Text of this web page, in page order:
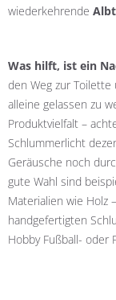
wiederkehrende
Was hilft, ist ein
den Weg zur
alleine gelassen zu
Produktvielfalt –
Schlummerlicht
Geräusche noch
gute Wahl sind
Materialien wie Holz
handgefertigten
Hobby Fußball- oder